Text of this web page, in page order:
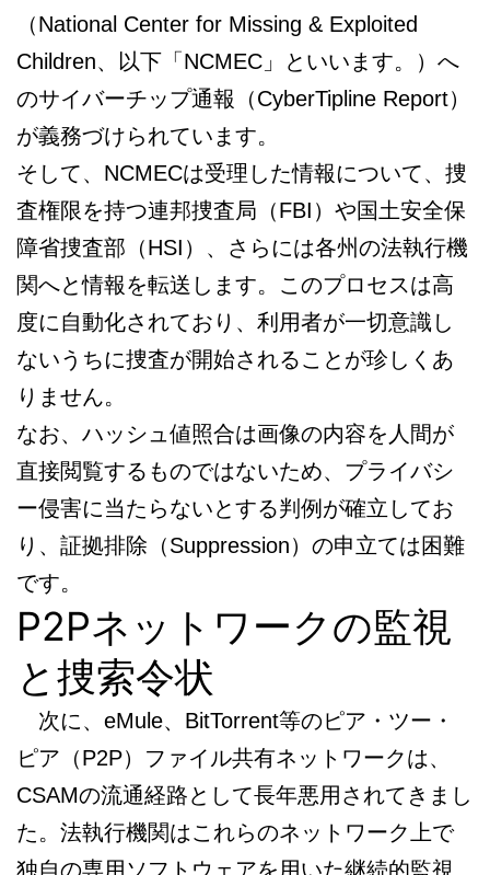
（National Center for Missing & Exploited
Children、以下「NCMEC」といいます。）へ
のサイバーチップ通報（CyberTipline Report）
が義務づけられています。
そして、NCMECは受理した情報について、捜
査権限を持つ連邦捜査局（FBI）や国土安全保
障省捜査部（HSI）、さらには各州の法執行機
関へと情報を転送します。このプロセスは高
度に自動化されており、利用者が一切意識し
ないうちに捜査が開始されることが珍しくあ
りません。
なお、ハッシュ値照合は画像の内容を人間が
直接閲覧するものではないため、プライバシ
ー侵害に当たらないとする判例が確立してお
り、証拠排除（Suppression）の申立ては困難
です。
P2Pネットワークの監視
と捜索令状
次に、eMule、BitTorrent等のピア・ツー・
ピア（P2P）ファイル共有ネットワークは、
CSAMの流通経路として長年悪用されてきまし
た。法執行機関はこれらのネットワーク上で
独自の専用ソフトウェアを用いた継続的監視